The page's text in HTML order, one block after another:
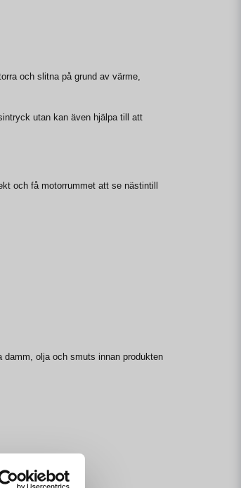
och slitna på grund av värme,
utan kan även hjälpa till att
och få motorrummet att se nästintill
damm, olja och smuts innan produkten